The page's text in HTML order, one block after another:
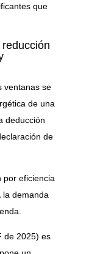
que
ventanas se
de una
deducción
de
por eficiencia
la demanda
de 2025) es